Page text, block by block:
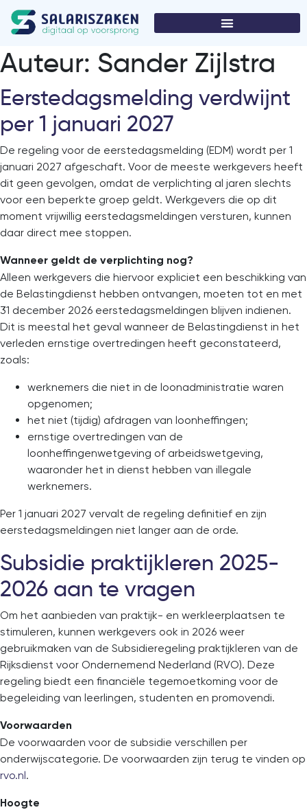
Auteur: Sander Zijlstra
Eerstedagsmelding verdwijnt
per 1 januari 2027
De regeling voor de eerstedagsmelding (EDM) wordt per 1
januari 2027 afgeschaft. Voor de meeste werkgevers heeft
dit geen gevolgen, omdat de verplichting al jaren slechts
voor een beperkte groep geldt. Werkgevers die op dit
moment vrijwillig eerstedagsmeldingen versturen, kunnen
daar direct mee stoppen.
Wanneer geldt de verplichting nog?
Alleen werkgevers die hiervoor expliciet een beschikking van
de Belastingdienst hebben ontvangen, moeten tot en met
31 december 2026 eerstedagsmeldingen blijven indienen.
Dit is meestal het geval wanneer de Belastingdienst in het
verleden ernstige overtredingen heeft geconstateerd,
zoals:
werknemers die niet in de loonadministratie waren
opgenomen;
het niet (tijdig) afdragen van loonheffingen;
ernstige overtredingen van de
loonheffingenwetgeving of arbeidswetgeving,
waaronder het in dienst hebben van illegale
werknemers.
Per 1 januari 2027 vervalt de regeling definitief en zijn
eerstedagsmeldingen niet langer aan de orde.
Subsidie praktijkleren 2025-
2026 aan te vragen
Om het aanbieden van praktijk- en werkleerplaatsen te
stimuleren, kunnen werkgevers ook in 2026 weer
gebruikmaken van de Subsidieregeling praktijkleren van de
Rijksdienst voor Ondernemend Nederland (RVO). Deze
regeling biedt een financiële tegemoetkoming voor de
begeleiding van leerlingen, studenten en promovendi.
Voorwaarden
De voorwaarden voor de subsidie verschillen per
onderwijscategorie. De voorwaarden zijn terug te vinden op
rvo.nl.
Hoogte